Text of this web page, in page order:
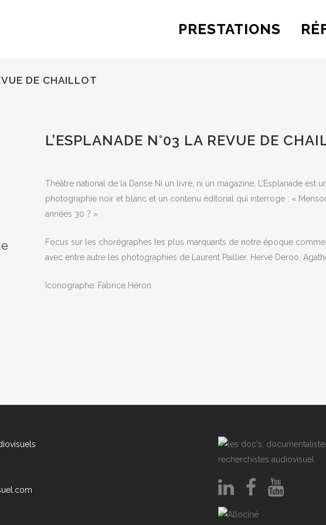
PRESTATIONS
DE CHAILLOT
L’ESPLANADE N°03 LA REVUE DE
Théâtre national de la Danse Ni un livre, ni un magazine, L’Esplanade
photographie noir et blanc et un contenu éditorial qui interroge : «
années 30 ? ».
Focus sur les chorégraphes les plus marquants de notre époque
avec entre autre les photographies de Laurent Paillier, Hervé Deroo,
Iconographe: Fabrice Héron